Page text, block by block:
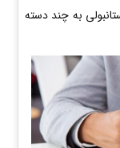
به چند دسته